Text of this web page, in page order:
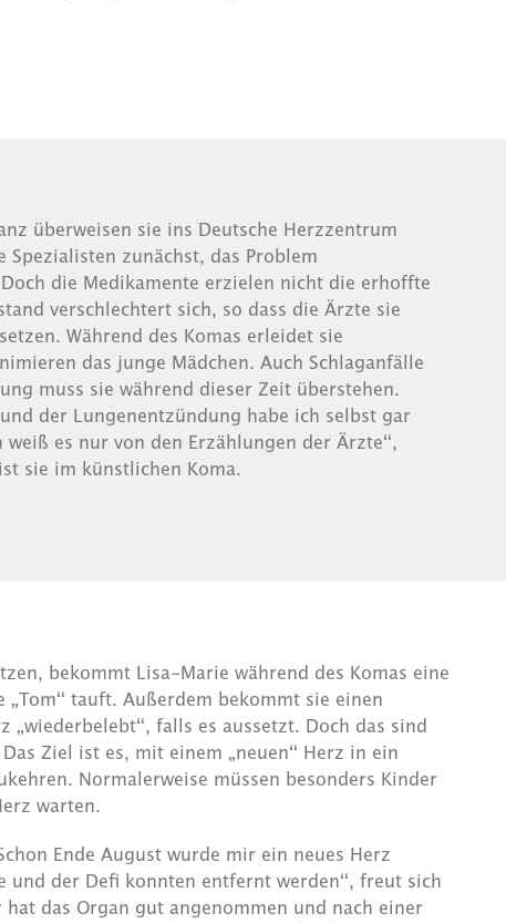
überweisen sie ins Deutsche Herzzentrum
Spezialisten zunächst, das Problem
die Medikamente erzielen nicht die erhoffte
verschlechtert sich, so dass die Ärzte sie
Während des Komas erleidet sie
das junge Mädchen. Auch Schlaganfälle
muss sie während dieser Zeit überstehen.
der Lungenentzündung habe ich selbst gar
es nur von den Erzählungen der Ärzte“,
sie im künstlichen Koma.
bekommt Lisa-Marie während des Komas eine
„Tom“ tauft. Außerdem bekommt sie einen
„wiederbelebt“, falls es aussetzt. Doch das sind
Ziel ist es, mit einem „neuen“ Herz in ein
Normalerweise müssen besonders Kinder
warten.
Ende August wurde mir ein neues Herz
und der Defi konnten entfernt werden“, freut sich
hat das Organ gut angenommen und nach einer